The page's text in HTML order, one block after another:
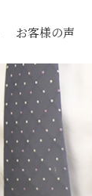
お客様の声